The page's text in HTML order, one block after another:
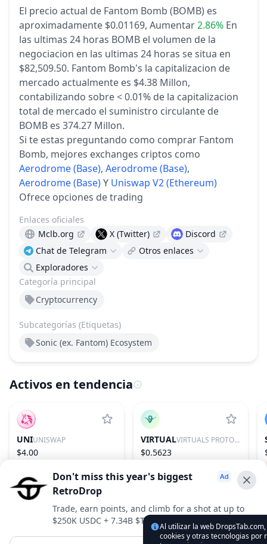
El precio actual de Fantom Bomb (BOMB) es
aproximadamente $0.01169, Aumentar2.86% En
las ultimas 24 horas BOMB el volumen de la
negociacion en las ultimas 24 horas se situa en
$82,509.50. Fantom Bomb's la capitalizacion de
mercado actualmente es $4.38 Millon,
contabilizando sobre < 0.01% de la capitalizacion
total de mercado el suministro circulante de
BOMB es 374.27 Millon.
Si te estas preguntando como comprar Fantom
Bomb, mejores exchanges criptos como
Aerodrome (Base), Aerodrome (Base),
Aerodrome (Base)Y Uniswap V2 (Ethereum)
Ofrece opciones de trading
Categoría principal
Cryptocurrency
Subcategorías (Etiquetas)
Sonic (ex. Fantom) Ecosystem
Enlaces oficiales
Mclb.org
X (Twitter)
Discord
Chat de Telegram
Otros enlaces
Exploradores
Activos en tendencia
UNIUNISWAP
$4.00
VIRTUAL VIRTUALS PROTOCOL
$0.5623
Advertise With Us ⭐️
Interested in advertising? Reach us out
DropsTab.com
Al utilizar la web
cookies y otras tecnologias
Don't miss this year's biggest
RetroDrop
Trade, earn points, and climb for a shot at up to
$250K USDC + 7.34B $TRUE